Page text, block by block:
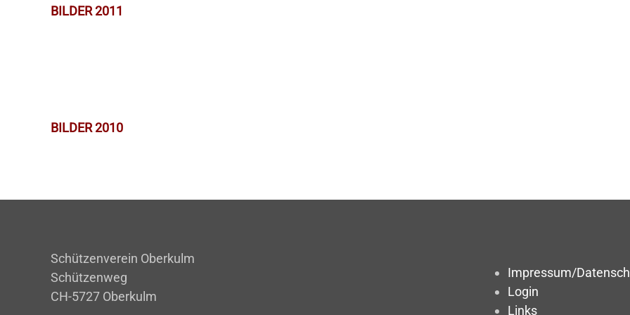
BILDER 2011
BILDER 2010
Schützenverein Oberkulm
Schützenweg
CH-5727 Oberkulm
Impressum/
Login
Links